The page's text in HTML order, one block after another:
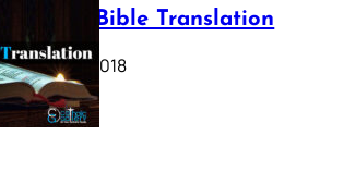
Webster Bible Translation
October 11, 2018